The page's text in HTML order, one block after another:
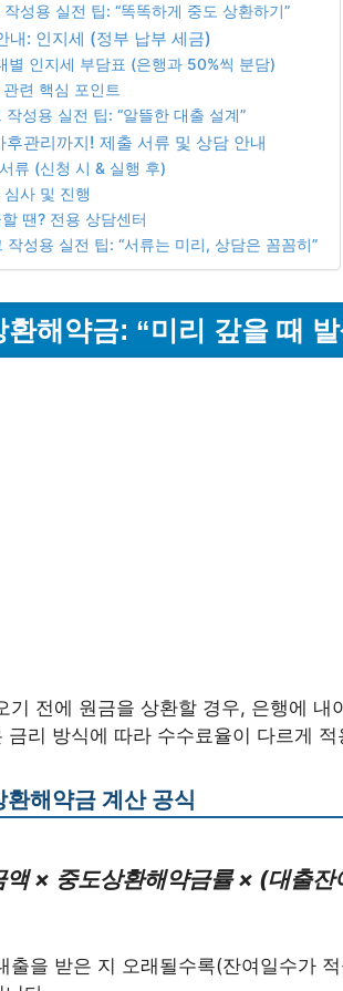
작성용 실전 팁: “똑똑하게 중도 상환하기”
내: 인지세 (정부 납부 세금)
별 인지세 부담표 (은행과 50%씩 분담)
관련 핵심 포인트
작성용 실전 팁: “알뜰한 대출 설계”
후관리까지! 제출 서류 및 상담 안내
류 (신청 시 & 실행 후)
심사 및 진행
땐? 전용 상담센터
작성용 실전 팁: “서류는 미리, 상담은 꼼꼼히”
환해약금: “미리 갚을 때
기 전에 원금을 상환할 경우, 은행에 내
금리 방식에 따라 수수료율이 다르게 적
환해약금 계산 공식
액 × 중도상환해약금률 × (대출
출을 받은 지 오래될수록(잔여일수가